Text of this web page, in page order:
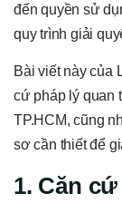
đến quyền sử
quy trình giải
Bài viết này của
cứ pháp lý quan
TP.HCM, cũng
sơ cần thiết để
1. Căn